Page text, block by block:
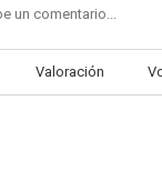
Valoración